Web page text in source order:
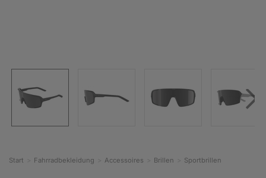
Start Fahrradbekleidung Accessoires Brillen Sportbrillen